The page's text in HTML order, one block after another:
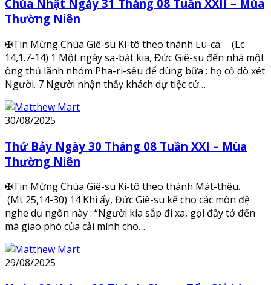
Chúa Nhật Ngày 31 Tháng 08 Tuần XXII – Mùa
Thường Niên
✠Tin Mừng Chúa Giê-su Ki-tô theo thánh Lu-ca. (Lc
14,1.7-14) 1 Một ngày sa-bát kia, Đức Giê-su đến nhà một
ông thủ lãnh nhóm Pha-ri-sêu để dùng bữa : họ cố dò xét
Người. 7 Người nhận thấy khách dự tiệc cứ…
30/08/2025
Thứ Bảy Ngày 30 Tháng 08 Tuần XXI – Mùa
Thường Niên
✠Tin Mừng Chúa Giê-su Ki-tô theo thánh Mát-thêu.
(Mt 25,14-30) 14 Khi ấy, Đức Giê-su kể cho các môn đệ
nghe dụ ngôn này : “Người kia sắp đi xa, gọi đầy tớ đến
mà giao phó của cải mình cho…
29/08/2025